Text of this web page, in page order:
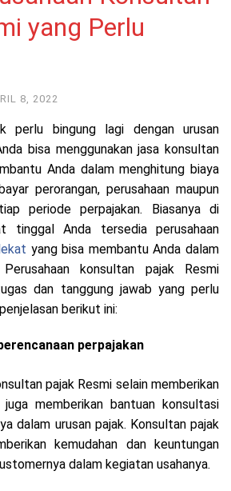
yang Perlu
8, 2022
perlu bingung lagi dengan urusan
bisa menggunakan jasa konsultan
Anda dalam menghitung biaya
perorangan, perusahaan maupun
periode perpajakan. Biasanya di
tinggal Anda tersedia perusahaan
yang bisa membantu Anda dalam
konsultan pajak Resmi
dan tanggung jawab yang perlu
berikut ini:
perpajakan
pajak Resmi selain memberikan
memberikan bantuan konsultasi
dalam urusan pajak. Konsultan pajak
kemudahan dan keuntungan
dalam kegiatan usahanya.